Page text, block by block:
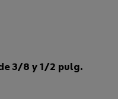
3/8 y 1/2 pulg.